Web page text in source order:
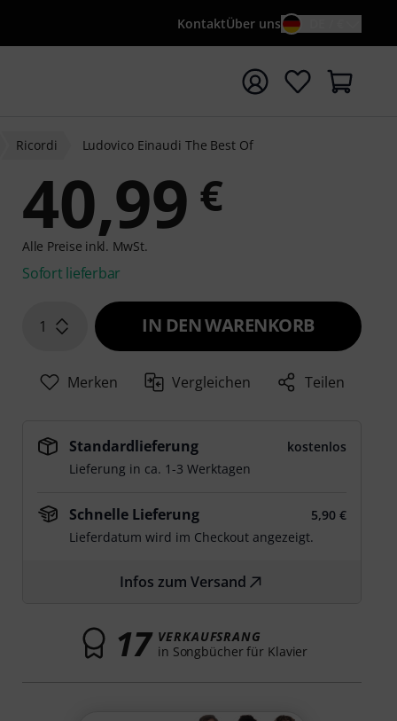
KontaktÜber uns
mit Suchwort {searchTerm} starten
Ricordi Ludovico Einaudi The Best Of
40,99 €
Alle Preise inkl. MwSt.
Sofort lieferbar
1 IN DEN WARENKORB
Merken Vergleichen Teilen
Standardlieferung
kostenlos
Lieferung in ca. 1-3 Werktagen
Schnelle Lieferung
5,90 €
Lieferdatum wird im Checkout angezeigt.
Infos zum Versand
17 VERKAUFSRANG
in Songbücher für Klavier